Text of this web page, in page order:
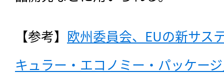
【参考】 欧州委員会、EUの新サス
キュラー・エコノミー・パッケー